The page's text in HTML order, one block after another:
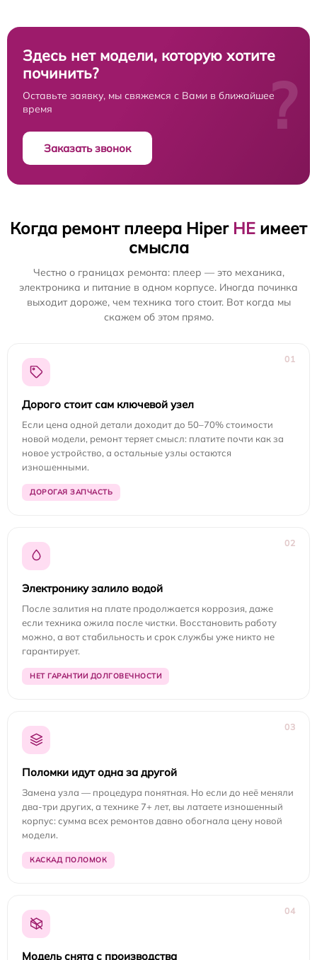
Здесь нет модели, которую хотите
починить?
Оставьте заявку, мы свяжемся с Вами в ближайшее
время
Заказать звонок
?
Когда ремонт плеера Hiper НЕ имеет
смысла
Честно о границах ремонта: плеер — это механика,
электроника и питание в одном корпусе. Иногда починка
выходит дороже, чем техника того стоит. Вот когда мы
скажем об этом прямо.
01
Дорого стоит сам ключевой узел
Если цена одной детали доходит до 50–70% стоимости
новой модели, ремонт теряет смысл: платите почти как за
новое устройство, а остальные узлы остаются
изношенными.
ДОРОГАЯ ЗАПЧАСТЬ
02
Электронику залило водой
После залития на плате продолжается коррозия, даже
если техника ожила после чистки. Восстановить работу
можно, а вот стабильность и срок службы уже никто не
гарантирует.
НЕТ ГАРАНТИИ ДОЛГОВЕЧНОСТИ
03
Поломки идут одна за другой
Замена узла — процедура понятная. Но если до неё меняли
два-три других, а технике 7+ лет, вы латаете изношенный
корпус: сумма всех ремонтов давно обогнала цену новой
модели.
КАСКАД ПОЛОМОК
04
Модель снята с производства